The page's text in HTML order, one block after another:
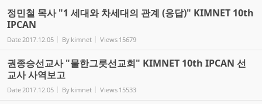
정민철 목사 "1 세대와 차세대의 관계 (응답)" KIMNET 10th
IPCAN
Date 2017.12.05 By kimnet Views 15679
권종승선교사 "물한그릇선교회" KIMNET 10th IPCAN 선
교사 사역보고
Date 2017.12.05 By kimnet Views 15533